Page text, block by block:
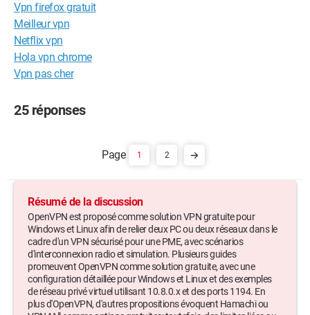
Vpn firefox gratuit
Meilleur vpn
Netflix vpn
Hola vpn chrome
Vpn pas cher
25 réponses
1 2
Résumé de la discussion
OpenVPN est proposé comme solution VPN gratuite pour
Windows et Linux afin de relier deux PC ou deux réseaux dans le
cadre d'un VPN sécurisé pour une PME, avec scénarios
d'interconnexion radio et simulation. Plusieurs guides
promeuvent OpenVPN comme solution gratuite, avec une
configuration détaillée pour Windows et Linux et des exemples
de réseau privé virtuel utilisant 10.8.0.x et des ports 1194. En
plus d'OpenVPN, d'autres propositions évoquent Hamachi ou